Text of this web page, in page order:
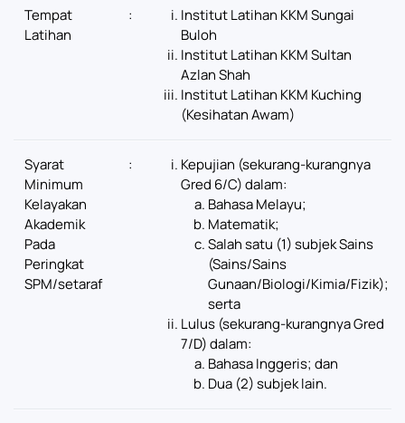
Tempat
Latihan
:
Institut Latihan KKM Sungai
Buloh
Institut Latihan KKM Sultan
Azlan Shah
Institut Latihan KKM Kuching
(Kesihatan Awam)
Syarat
Minimum
Kelayakan
Akademik
Pada
Peringkat
SPM/setaraf
:
Kepujian (sekurang-kurangnya
Gred 6/C) dalam:
Bahasa Melayu;
Matematik;
Salah satu (1) subjek Sains
(Sains/Sains
Gunaan/Biologi/Kimia/Fizik);
serta
Lulus (sekurang-kurangnya Gred
7/D) dalam:
Bahasa Inggeris; dan
Dua (2) subjek lain.